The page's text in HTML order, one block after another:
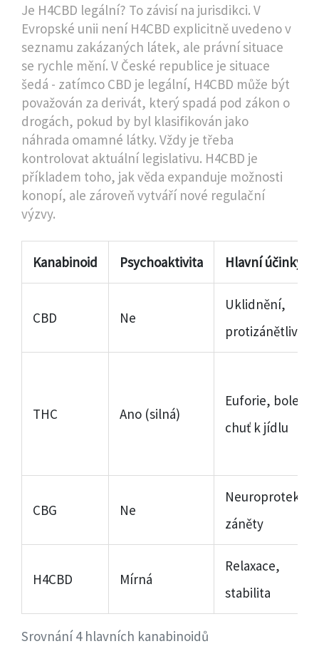
Je H4CBD legální? To závisí na jurisdikci. V
Evropské unii není H4CBD explicitně uvedeno v
seznamu zakázaných látek, ale právní situace
se rychle mění. V České republice je situace
šedá - zatímco CBD je legální, H4CBD může být
považován za derivát, který spadá pod zákon o
drogách, pokud by byl klasifikován jako
náhrada omamné látky. Vždy je třeba
kontrolovat aktuální legislativu. H4CBD je
příkladem toho, jak věda expanduje možnosti
konopí, ale zároveň vytváří nové regulační
výzvy.
Srovnání 4 hlavních kanabinoidů
Kanabinoid Psychoaktivita Hlavní účinky
CBD Ne
Uklidnění,
protizánětlivé
THC Ano (silná)
Euforie, bolest,
chuť k jídlu
CBG Ne
Neuroprotekce,
záněty
H4CBD Mírná
Relaxace,
stabilita